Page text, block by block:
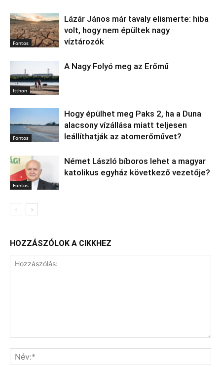
Fontos
Lázár János már tavaly elismerte: hiba
volt, hogy nem épültek nagy
víztározók
Itthon
A Nagy Folyó meg az Erőmű
Fontos
Hogy épülhet meg Paks 2, ha a Duna
alacsony vízállása miatt teljesen
leállíthatják az atomerőművet?
Fontos
Német László bíboros lehet a magyar
katolikus egyház következő vezetője?
HOZZÁSZÓLOK A CIKKHEZ